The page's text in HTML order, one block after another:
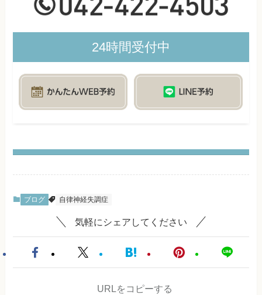
24時間受付中
ブログ 自律神経失調症
気軽にシェアしてください
URLをコピーする